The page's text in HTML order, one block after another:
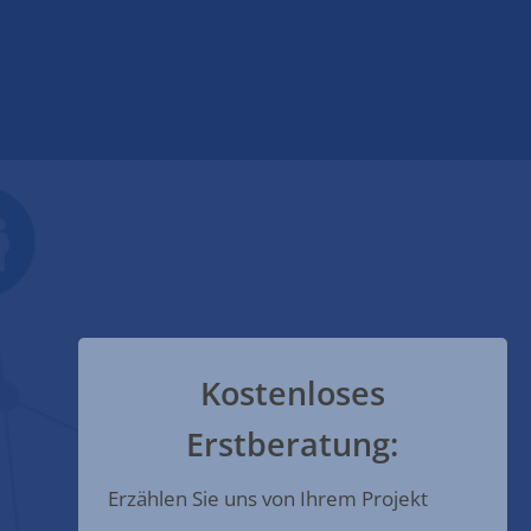
Kostenloses
Erstberatung:
Erzählen Sie uns von Ihrem Projekt